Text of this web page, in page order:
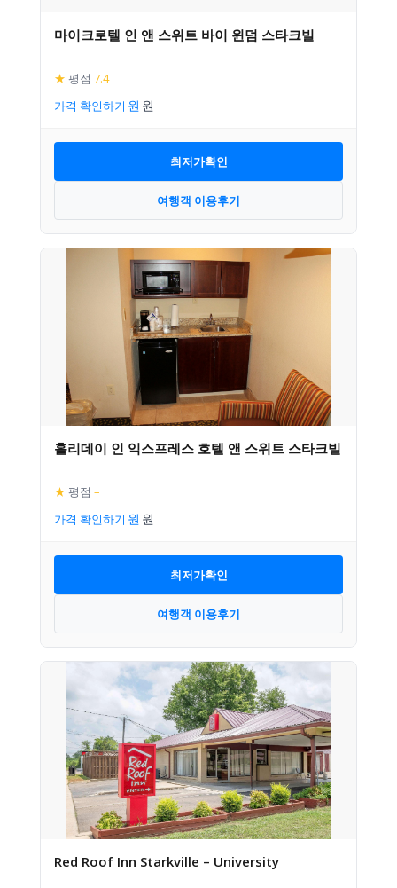
마이크로텔 인 앤 스위트 바이 윈덤 스타크빌
★ 평점 7.4
가격 확인하기
최저가확인
여행객 이용후기
홀리데이 인 익스프레스 호텔 앤 스위트 스타크빌
★ 평점 –
가격 확인하기
최저가확인
여행객 이용후기
Red Roof Inn Starkville – University